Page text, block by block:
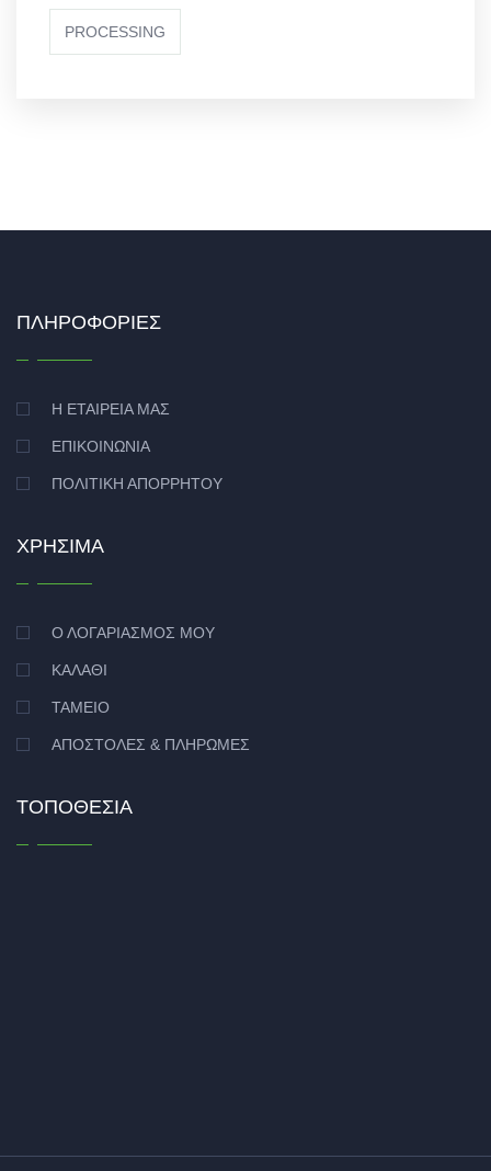
PROCESSING
ΠΛΗΡΟΦΟΡΊΕΣ
Η ΕΤΑΙΡΕΊΑ ΜΑΣ
ΕΠΙΚΟΙΝΩΝΊΑ
ΠΟΛΙΤΙΚΉ ΑΠΟΡΡΉΤΟΥ
ΧΡΉΣΙΜΑ
Ο ΛΟΓΑΡΙΑΣΜΌΣ ΜΟΥ
ΚΑΛΆΘΙ
ΤΑΜΕΊΟ
ΑΠΟΣΤΟΛΈΣ & ΠΛΗΡΩΜΈΣ
ΤΟΠΟΘΕΣΊΑ